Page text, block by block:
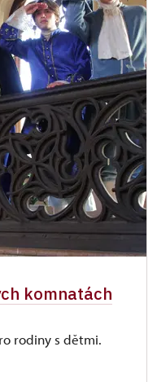
komnatách
rodiny s dětmi.